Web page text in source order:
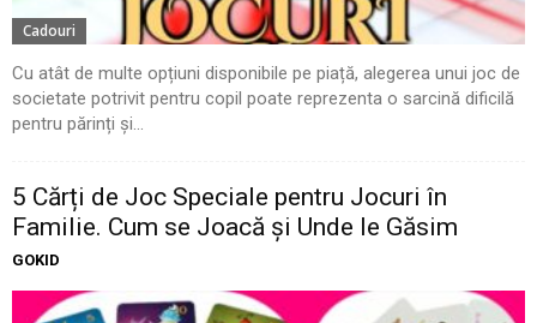
Cadouri
Cu atât de multe opțiuni disponibile pe piață, alegerea unui joc de
societate potrivit pentru copil poate reprezenta o sarcină dificilă
pentru părinți și...
5 Cărți de Joc Speciale pentru Jocuri în
Familie. Cum se Joacă și Unde le Găsim
GOKID